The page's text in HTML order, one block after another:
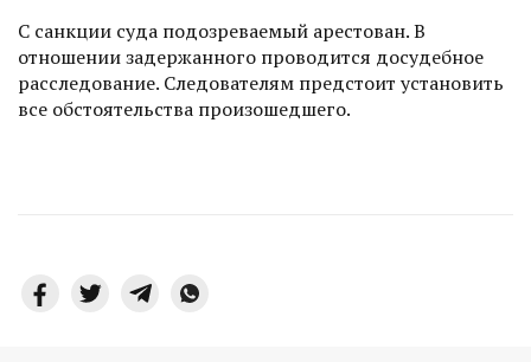
С санкции суда подозреваемый арестован. В
отношении задержанного проводится досудебное
расследование. Следователям предстоит установить
все обстоятельства произошедшего.